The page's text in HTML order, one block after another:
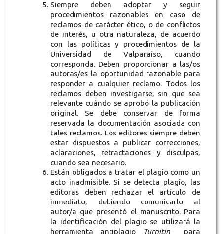
Siempre deben adoptar y seguir
procedimientos razonables en caso de
reclamos de carácter ético, o de conflictos
de interés, u otra naturaleza, de acuerdo
con las políticas y procedimientos de la
Universidad de Valparaíso, cuando
corresponda. Deben proporcionar a las/os
autoras/es la oportunidad razonable para
responder a cualquier reclamo. Todos los
reclamos deben investigarse, sin que sea
relevante cuándo se aprobó la publicación
original. Se debe conservar de forma
reservada la documentación asociada con
tales reclamos. Los editores siempre deben
estar dispuestos a publicar correcciones,
aclaraciones, retractaciones y disculpas,
cuando sea necesario.
Están obligados a tratar el plagio como un
acto inadmisible. Si se detecta plagio, las
editoras deben rechazar el artículo de
inmediato, debiendo comunicarlo al
autor/a que presentó el manuscrito. Para
la identificación del plagio se utilizará la
herramienta antiplagio
Turnitin
para